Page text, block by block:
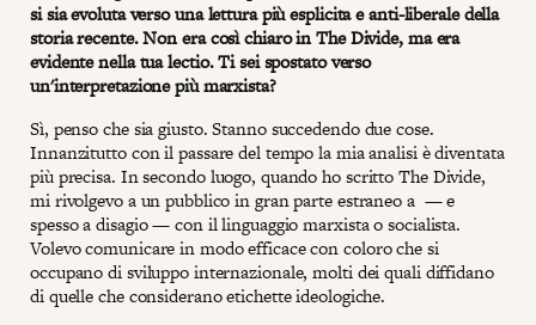
si sia evoluta verso una lettura più esplicita e anti-liberale della
storia recente. Non era così chiaro in The Divide, ma era
evidente nella tua lectio. Ti sei spostato verso
un'interpretazione più marxista?
Sì, penso che sia giusto. Stanno succedendo due cose.
Innanzitutto con il passare del tempo la mia analisi è diventata
più precisa. In secondo luogo, quando ho scritto The Divide,
mi rivolgevo a un pubblico in gran parte estraneo a — e
spesso a disagio — con il linguaggio marxista o socialista.
Volevo comunicare in modo efficace con coloro che si
occupano di sviluppo internazionale, molti dei quali diffidano
di quelle che considerano etichette ideologiche.